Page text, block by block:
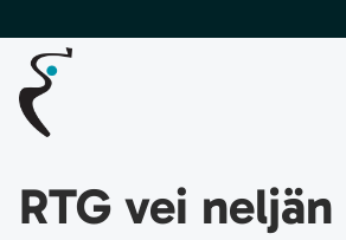
RTG vei